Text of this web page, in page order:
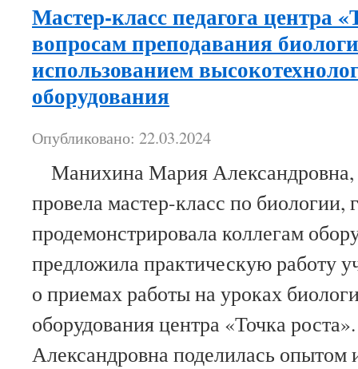
Мастер-класс педагога центра
вопросам преподавания
использованием
оборудования
Опубликовано: 22.03.2024
Манихина Мария Александровна,
провела мастер-класс по биологии,
продемонстрировала коллегам
предложила практическую работу
о приемах работы на уроках
оборудования центра «Точка
Александровна поделилась опытом